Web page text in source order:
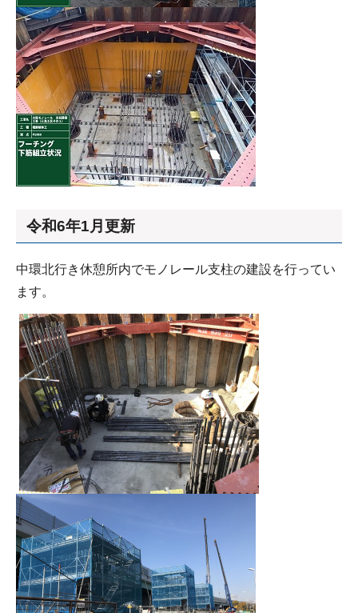
令和6年1月更新
中環北行き休憩所内でモノレール支柱の建設を行ってい
ます。